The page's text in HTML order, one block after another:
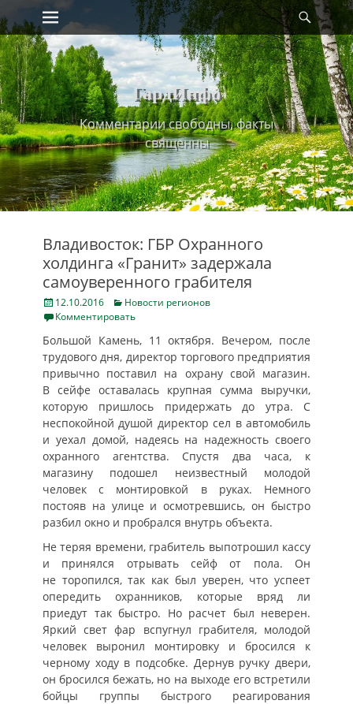
Skip
to
content
Primary Menu
ГардИнфо
Комментарии свободны, факты
священны
Владивосток: ГБР Охранного
холдинга «Гранит» задержала
самоуверенного грабителя
Posted
on
12.10.2016 Categories
Новости регионов
Комментировать
Большой Камень, 11 октября. Вечером, после
трудового дня, директор торгового предприятия
привычно поставил на охрану свой магазин.
В сейфе оставалась крупная сумма выручки,
которую пришлось придержать до утра. С
неспокойной душой директор сел в автомобиль
и уехал домой, надеясь на надежность своего
охранного агентства. Спустя два часа, к
магазину подошел неизвестный молодой
человек с монтировкой в руках. Немного
постояв на улице и осмотревшись, он быстро
разбил окно и пробрался внутрь объекта.
Не теряя времени, грабитель выпотрошил кассу
и принялся отрывать сейф от пола. Он
не торопился, так как был уверен, что успеет
опередить охранников, которые вряд ли
приедут так быстро. Но расчет был неверен.
Яркий свет фар вспугнул грабителя, молодой
человек выронил монтировку и бросился к
черному ходу в подсобке. Дернув ручку двери,
он бросился бежать, но на выходе его встретили
бойцы группы быстрого реагирования